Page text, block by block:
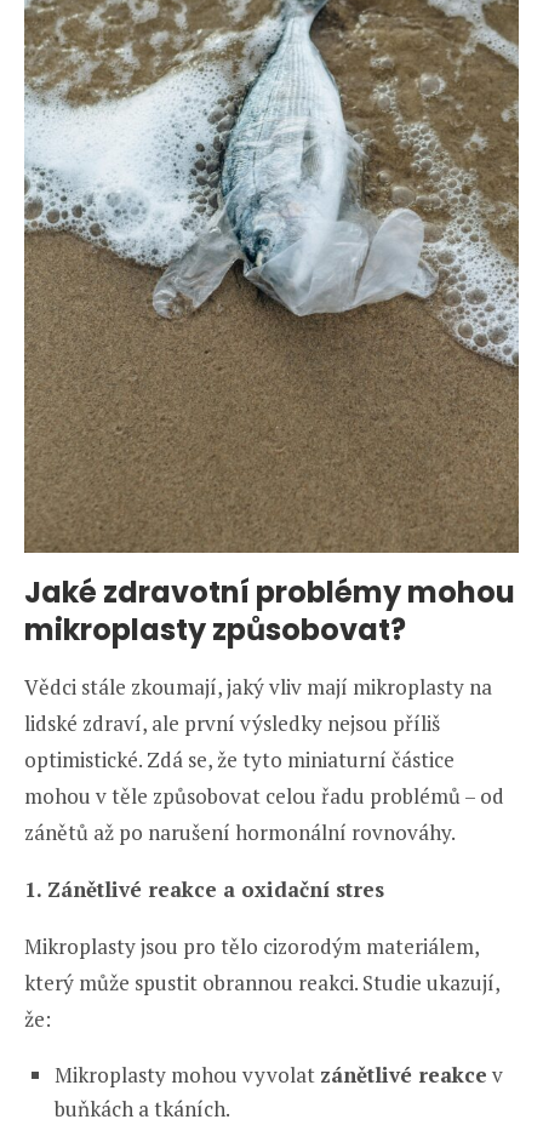
Jaké zdravotní problémy mohou
mikroplasty způsobovat?
Vědci stále zkoumají, jaký vliv mají mikroplasty na
lidské zdraví, ale první výsledky nejsou příliš
optimistické. Zdá se, že tyto miniaturní částice
mohou v těle způsobovat celou řadu problémů – od
zánětů až po narušení hormonální rovnováhy.
1. Zánětlivé reakce a oxidační stres
Mikroplasty jsou pro tělo cizorodým materiálem,
který může spustit obrannou reakci. Studie ukazují,
že:
Mikroplasty mohou vyvolat zánětlivé reakce v
buňkách a tkáních.